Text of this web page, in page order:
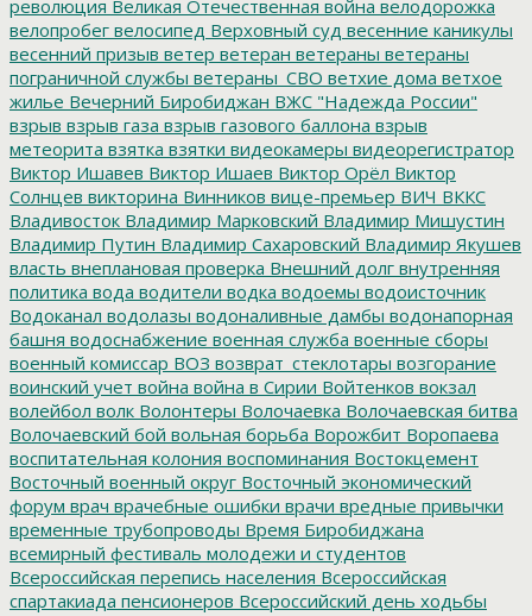
революция Великая Отечественная война велодорожка
велопробег велосипед Верховный суд весенние каникулы
весенний призыв ветер ветеран ветераны ветераны
пограничной службы ветераны_СВО ветхие дома ветхое
жилье Вечерний Биробиджан ВЖС "Надежда России"
взрыв взрыв газа взрыв газового баллона взрыв
метеорита взятка взятки видеокамеры видеорегистратор
Виктор Ишавев Виктор Ишаев Виктор Орёл Виктор
Солнцев викторина Винников вице-премьер ВИЧ ВККС
Владивосток Владимир Марковский Владимир Мишустин
Владимир Путин Владимир Сахаровский Владимир Якушев
власть внеплановая проверка Внешний долг внутренняя
политика вода водители водка водоемы водоисточник
Водоканал водолазы водоналивные дамбы водонапорная
башня водоснабжение военная служба военные сборы
военный комиссар ВОЗ возврат_стеклотары возгорание
воинский учет война война в Сирии Войтенков вокзал
волейбол волк Волонтеры Волочаевка Волочаевская битва
Волочаевский бой вольная борьба Ворожбит Воропаева
воспитательная колония воспоминания Востокцемент
Восточный военный округ Восточный экономический
форум врач врачебные ошибки врачи вредные привычки
временные трубопроводы Время Биробиджана
всемирный фестиваль молодежи и студентов
Всероссийская перепись населения Всероссийская
спартакиада пенсионеров Всероссийский день ходьбы